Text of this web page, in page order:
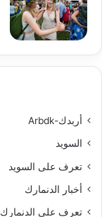
أربدك-Arbdk
السويد
تعرف على السويد
أخبار الدنمارك
تعرف على الدنمارك